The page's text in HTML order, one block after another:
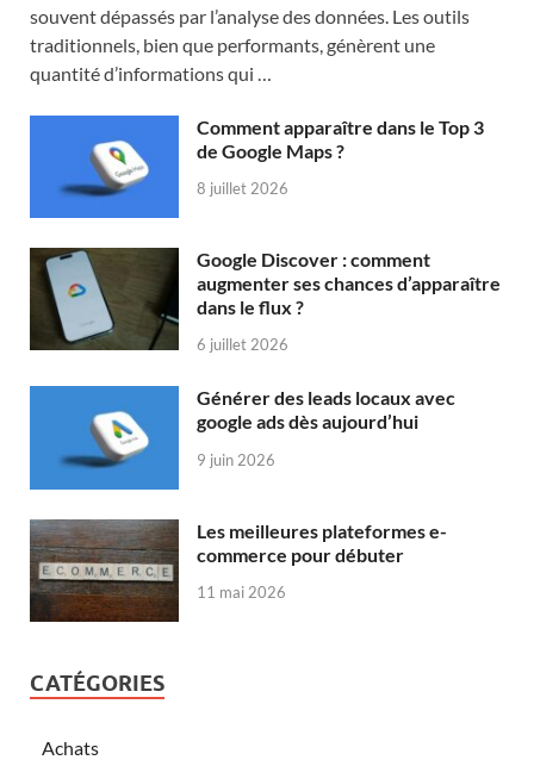
souvent dépassés par l’analyse des données. Les outils
traditionnels, bien que performants, génèrent une
quantité d’informations qui …
Comment apparaître dans le Top 3
de Google Maps ?
8 juillet 2026
Google Discover : comment
augmenter ses chances d’apparaître
dans le flux ?
6 juillet 2026
Générer des leads locaux avec
google ads dès aujourd’hui
9 juin 2026
Les meilleures plateformes e-
commerce pour débuter
11 mai 2026
CATÉGORIES
Achats